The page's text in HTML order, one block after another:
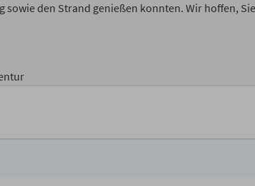
den Strand genießen konnten. Wir hoffen,